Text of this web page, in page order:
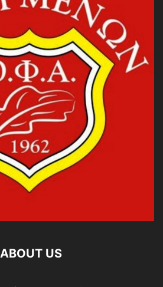
ABOUT US